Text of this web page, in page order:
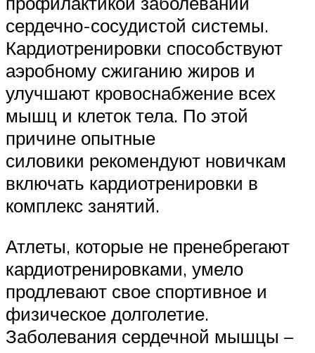
сердечно-сосудистой системы.
Кардиотренировки способствуют
аэробному сжиганию жиров и
улучшают кровоснабжение всех
мышц и клеток тела. По этой
причине опытные
силовики рекомендуют новичкам
включать кардиотренировки в
комплекс занятий.
Атлеты, которые не пренебрегают
кардиотренировками, умело
продлевают свое спортивное и
физическое долголетие.
Заболевания сердечной мышцы –